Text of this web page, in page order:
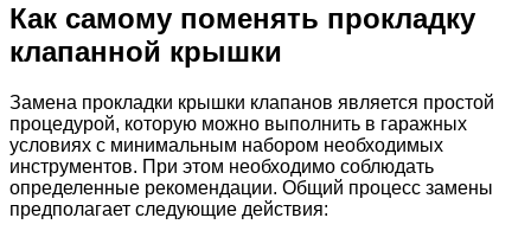
Как самому поменять прокладку
клапанной крышки
Замена прокладки крышки клапанов является простой
процедурой, которую можно выполнить в гаражных
условиях с минимальным набором необходимых
инструментов. При этом необходимо соблюдать
определенные рекомендации. Общий процесс замены
предполагает следующие действия: